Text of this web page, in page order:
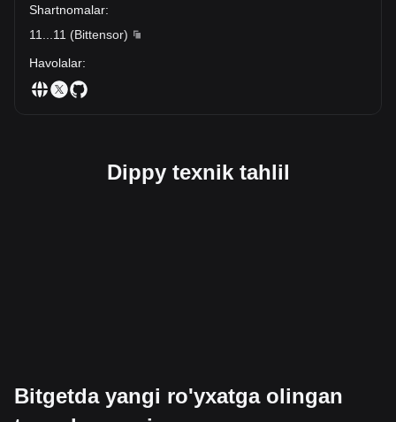
Shartnomalar:
11
11 (Bittensor)
Havolalar:
Dippy texnik tahlil
Bitgetda yangi ro'yxatga olingan